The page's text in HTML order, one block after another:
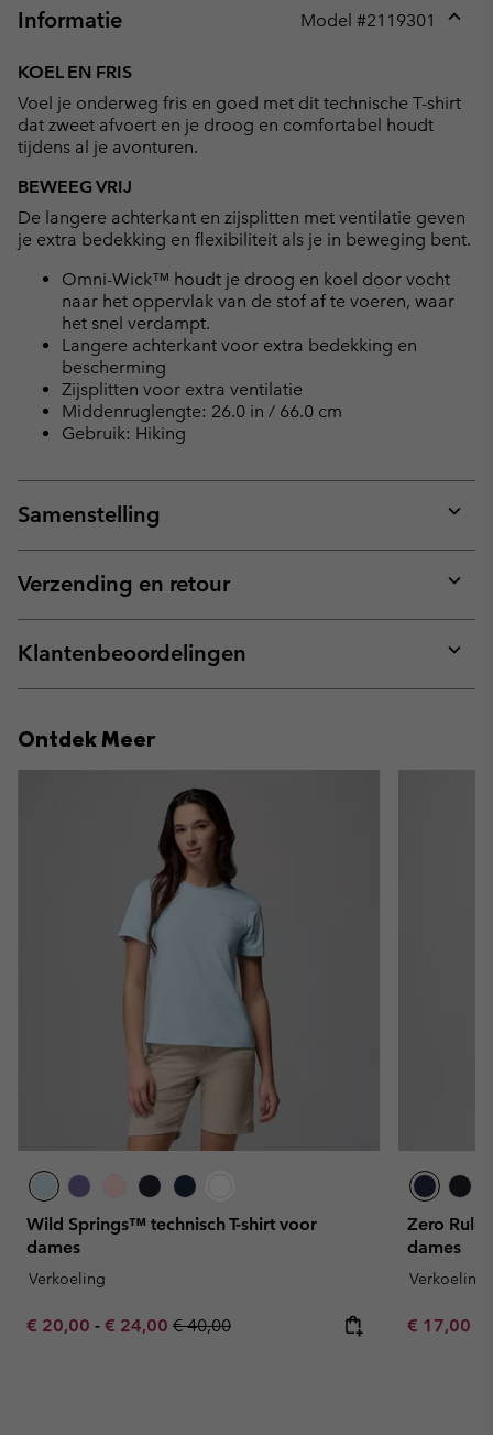
Informatie Model #2119301
KOEL EN FRIS
Voel je onderweg fris en goed met dit technische T-shirt
dat zweet afvoert en je droog en comfortabel houdt
tijdens al je avonturen.
BEWEEG VRIJ
De langere achterkant en zijsplitten met ventilatie geven
je extra bedekking en flexibiliteit als je in beweging bent.
Omni-Wick™ houdt je droog en koel door vocht
naar het oppervlak van de stof af te voeren, waar
het snel verdampt.
Langere achterkant voor extra bedekking en
bescherming
Zijsplitten voor extra ventilatie
Middenruglengte: 26.0 in / 66.0 cm
Gebruik: Hiking
Samenstelling
or
Verzending en retour
or
Klantenbeoordelingen
or
Ontdek Meer
Wild Springs™ technisch T-shirt voor
dames
Verkoeling
Minimum sale price:
€ 20,00 - Maximum sale price:
€ 24,00 Regular price:
€ 40,00
Zero
dames
Verkoeling
Minimum
€ 17,00